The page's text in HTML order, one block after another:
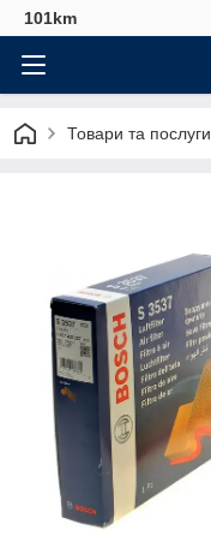
101km
Товари та послуги